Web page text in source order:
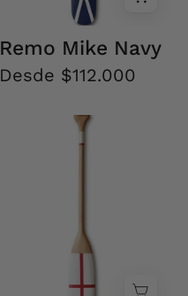
Remo Mike Navy
Desde $112.000
Remo